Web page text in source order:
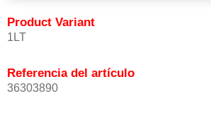
Product Variant
1LT
Referencia del artículo
36303890